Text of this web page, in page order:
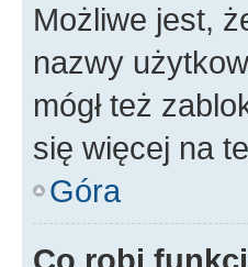
Możliwe jest,
nazwy
mógł też
się więcej na
Góra